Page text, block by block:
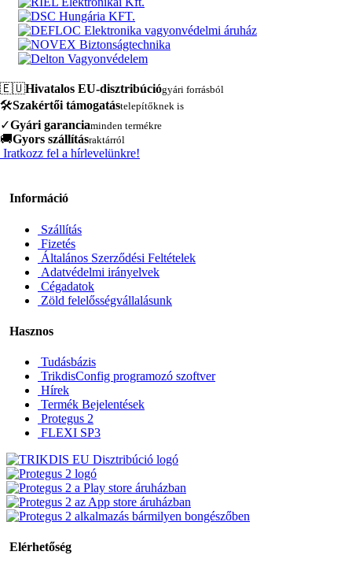
🇪🇺Hivatalos EU-disztribúciógyári forrásból
🛠️Szakértői támogatástelepítőknek is
✓Gyári garanciaminden termékre
🚚Gyors szállításraktárról
Iratkozz fel a hírlevelünkre!
Információ
Szállítás
Fizetés
Általános Szerződési Feltételek
Adatvédelmi irányelvek
Cégadatok
Zöld felelősségvállalásunk
Hasznos
Tudásbázis
TrikdisConfig programozó szoftver
Hírek
Termék Bejelentések
Protegus 2
FLEXI SP3
Elérhetőség